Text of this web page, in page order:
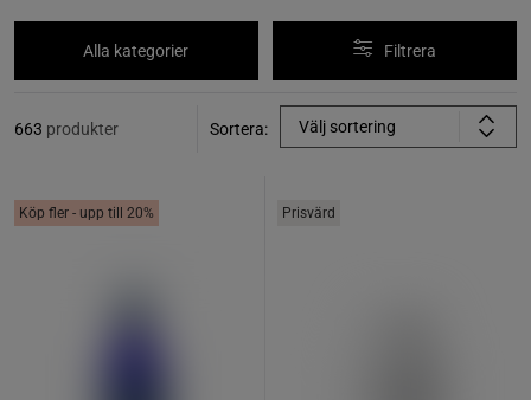
Alla kategorier Filtrera
663 produkter Sortera: Välj sortering
Köp fler - upp till 20% Prisvärd